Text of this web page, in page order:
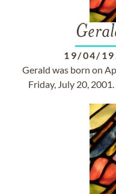
19/04/
Gerald was born on
Friday, July 20,